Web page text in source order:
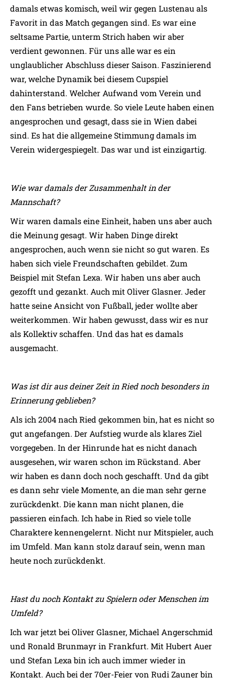
damals etwas komisch, weil wir gegen Lustenau als
Favorit in das Match gegangen sind. Es war eine
seltsame Partie, unterm Strich haben wir aber
verdient gewonnen. Für uns alle war es ein
unglaublicher Abschluss dieser Saison. Faszinierend
war, welche Dynamik bei diesem Cupspiel
dahinterstand. Welcher Aufwand vom Verein und
den Fans betrieben wurde. So viele Leute haben einen
angesprochen und gesagt, dass sie in Wien dabei
sind. Es hat die allgemeine Stimmung damals im
Verein widergespiegelt. Das war und ist einzigartig.
Wie war damals der Zusammenhalt in der
Mannschaft?
Wir waren damals eine Einheit, haben uns aber auch
die Meinung gesagt. Wir haben Dinge direkt
angesprochen, auch wenn sie nicht so gut waren. Es
haben sich viele Freundschaften gebildet. Zum
Beispiel mit Stefan Lexa. Wir haben uns aber auch
gezofft und gezankt. Auch mit Oliver Glasner. Jeder
hatte seine Ansicht von Fußball, jeder wollte aber
weiterkommen. Wir haben gewusst, dass wir es nur
als Kollektiv schaffen. Und das hat es damals
ausgemacht.
Was ist dir aus deiner Zeit in Ried noch besonders in
Erinnerung geblieben?
Als ich 2004 nach Ried gekommen bin, hat es nicht so
gut angefangen. Der Aufstieg wurde als klares Ziel
vorgegeben. In der Hinrunde hat es nicht danach
ausgesehen, wir waren schon im Rückstand. Aber
wir haben es dann doch noch geschafft. Und da gibt
es dann sehr viele Momente, an die man sehr gerne
zurückdenkt. Die kann man nicht planen, die
passieren einfach. Ich habe in Ried so viele tolle
Charaktere kennengelernt. Nicht nur Mitspieler, auch
im Umfeld. Man kann stolz darauf sein, wenn man
heute noch zurückdenkt.
Hast du noch Kontakt zu Spielern oder Menschen im
Umfeld?
Ich war jetzt bei Oliver Glasner, Michael Angerschmid
und Ronald Brunmayr in Frankfurt. Mit Hubert Auer
und Stefan Lexa bin ich auch immer wieder in
Kontakt. Auch bei der 70er-Feier von Rudi Zauner bin